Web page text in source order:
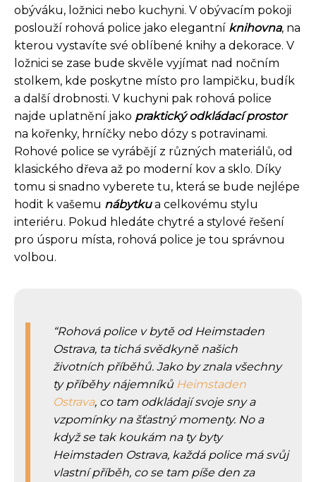
obýváku, ložnici nebo kuchyni. V obývacím pokoji
poslouží rohová police jako elegantní knihovna, na
kterou vystavíte své oblíbené knihy a dekorace. V
ložnici se zase bude skvěle vyjímat nad nočním
stolkem, kde poskytne místo pro lampičku, budík
a další drobnosti. V kuchyni pak rohová police
najde uplatnění jako praktický odkládací prostor
na kořenky, hrníčky nebo dózy s potravinami.
Rohové police se vyrábějí z různých materiálů, od
klasického dřeva až po moderní kov a sklo. Díky
tomu si snadno vyberete tu, která se bude nejlépe
hodit k vašemu nábytkua celkovému stylu
interiéru. Pokud hledáte chytré a stylové řešení
pro úsporu místa, rohová police je tou správnou
volbou.
Rohová police v bytě od Heimstaden
Ostrava, ta tichá svědkyně našich
životních příběhů. Jako by znala všechny
ty příběhy nájemníků Heimstaden
Ostrava, co tam odkládají svoje sny a
vzpomínky na šťastný momenty. No a
když se tak koukám na ty byty
Heimstaden Ostrava, každá police má svůj
vlastní příběh, co se tam píše den za